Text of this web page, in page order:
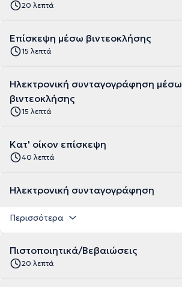
20 λεπτά
Επίσκεψη μέσω βιντεοκλήσης
15 λεπτά
Ηλεκτρονική συνταγογράφηση μέσω
βιντεοκλήσης
15 λεπτά
Κατ' οίκον επίσκεψη
40 λεπτά
Ηλεκτρονική συνταγογράφηση
Περισσότερα
Πιστοποιητικά/Βεβαιώσεις
20 λεπτά